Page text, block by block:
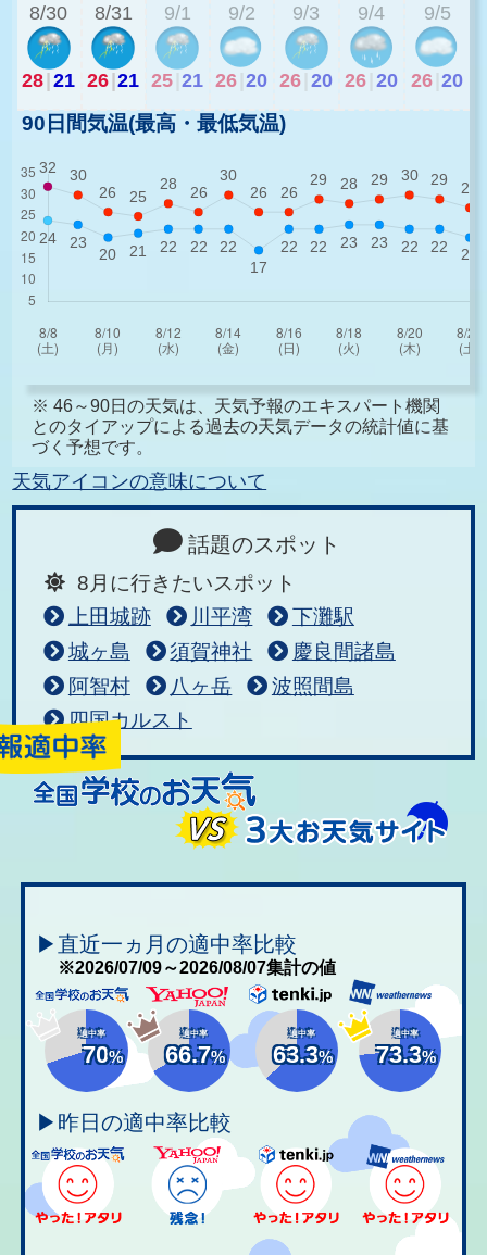
8/30
28 21
8/31
26 21
9/1
25 21
9/2
26 20
9/3
26 20
9/4
26 20
9/5
26 20
90日間気温(最高・最低気温)
※ 46～90日の天気は、天気予報のエキスパート機関
とのタイアップによる過去の天気データの統計値に基
づく予想です。
天気アイコンの意味について
話題のスポット
8月に行きたいスポット
上田城跡
川平湾
下灘駅
城ヶ島
須賀神社
慶良間諸島
阿智村
八ヶ岳
波照間島
四国カルスト
▶直近一ヵ月の適中率比較
※2026/07/09～2026/08/07集計の値
適中率
70%
適中率
66.7%
適中率
63.3%
適中率
73.3%
▶昨日の適中率比較